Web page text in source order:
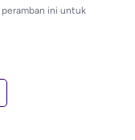
peramban ini untuk